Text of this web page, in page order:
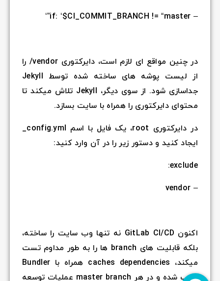
– if: ‘$CI_COMMIT_BRANCH != “master”‘
در چنین مواقع ای لازم است، دایرکتوری vendor/ را
از لیست پوشه های ساخته شده توسط Jekyll
جداسازی شود. از سوی دیگر، Jekyll تلاش میکند تا
محتوای دایرکتوری را همراه با سایت بسازد.
در دایرکتوری root، یک فایل با اسم config.yml_
ایجاد کنید و دستور زیر را در آن وارد کنید:
exclude:
– vendor
اکنون GitLab CI/CD نه تنها وب سایت را ساخته،
بلکه قابلیت های branch ها را به طور مداوم تست
میکند، caches dependencies همراه با Bundler
نصب شده و در هر master branch عملیات توسعه